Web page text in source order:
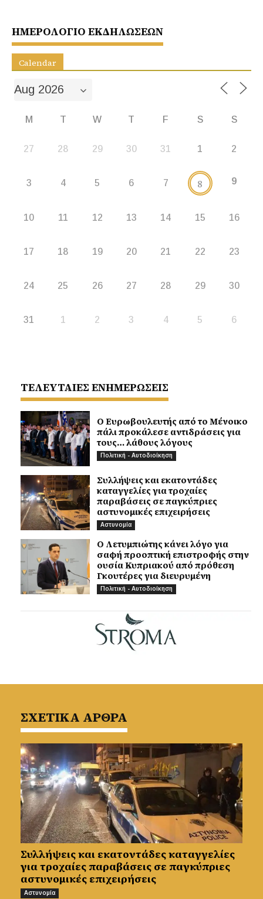
o
k
p
g
er
ΗΜΕΡΟΛΟΓΙΟ ΕΚΔΗΛΩΣΕΩΝ
Calendar
M T W T F S S
27 28 29 30 31 1 2
3 4 5 6 7 8 9
10 11 12 13 14 15 16
17 18 19 20 21 22 23
24 25 26 27 28 29 30
31 1 2 3 4 5 6
ΤΕΛΕΥΤΑΙΕΣ ΕΝΗΜΕΡΩΣΕΙΣ
Ο Ευρωβουλευτής από το Μένοικο
πάλι προκάλεσε αντιδράσεις για
τους… λάθους λόγους
Πολιτική - Αυτοδιοίκηση
Συλλήψεις και εκατοντάδες
καταγγελίες για τροχαίες
παραβάσεις σε παγκύπριες
αστυνομικές επιχειρήσεις
Αστυνομία
Ο Λετυμπιώτης κάνει λόγο για
σαφή προοπτική επιστροφής στην
ουσία Κυπριακού από πρόθεση
Γκουτέρες για διευρυμένη
Πολιτική - Αυτοδιοίκηση
ΣΧΕΤΙΚΑ ΑΡΘΡΑ
Συλλήψεις και εκατοντάδες καταγγελίες
για τροχαίες παραβάσεις σε παγκύπριες
αστυνομικές επιχειρήσεις
Αστυνομία